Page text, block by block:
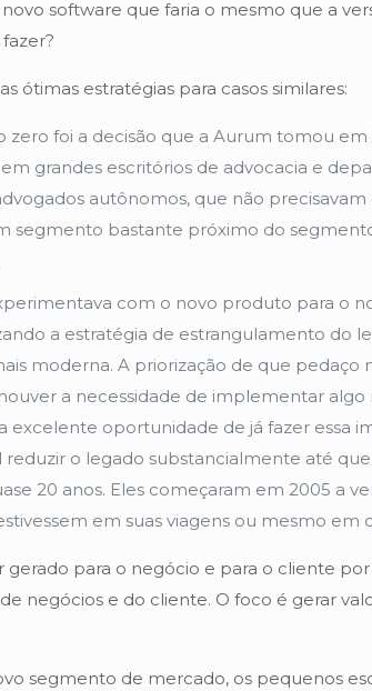
software que faria o mesmo que a
ótimas estratégias para casos similares:
foi a decisão que a Aurum tomou
grandes escritórios de advocacia e
autônomos, que não
segmento bastante próximo do
com o novo produto para o
a estratégia de estrangulamento do
moderna. A priorização de que
a necessidade de implementar
excelente oportunidade de já fazer essa
reduzir o legado substancialmente até
20 anos. Eles começaram em 2005 a
em suas viagens ou mesmo em
para o negócio e para o cliente
negócios e do cliente. O foco é gerar
segmento de mercado, os pequenos